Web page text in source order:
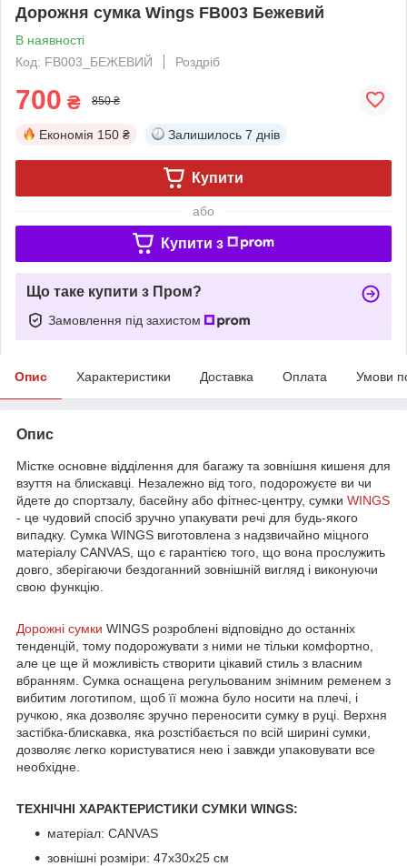
Дорожня сумка Wings FB003 Бежевий
В наявності
Код: FB003_БЕЖЕВИЙ
Роздріб
700 ₴ 850 ₴
Економія 150 ₴ Залишилось 7 днів
Купити
або
Купити з
Що таке купити з Пром?
Замовлення під захистом
Опис Характеристики Доставка Оплата Умови
Опис
Містке основне відділення для багажу та зовнішня кишеня для
взуття на блискавці. Незалежно від того, подорожуєте ви чи
йдете до спортзалу, басейну або фітнес-центру, сумки WINGS
- це чудовий спосіб зручно упакувати речі для будь-якого
випадку. Сумка WINGS виготовлена з надзвичайно міцного
матеріалу CANVAS, що є гарантією того, що вона прослужить
довго, зберігаючи бездоганний зовнішній вигляд і виконуючи
свою функцію.
Дорожні сумки WINGS розроблені відповідно до останніх
тенденцій, тому подорожувати з ними не тільки комфортно,
але це ще й можливість створити цікавий стиль з власним
вбранням. Сумка оснащена регульованим знімним ременем з
вибитим логотипом, щоб її можна було носити на плечі, і
ручкою, яка дозволяє зручно переносити сумку в руці. Верхня
застібка-блискавка, яка розстібається по всій ширині сумки,
дозволяє легко користуватися нею і завжди упаковувати все
необхідне.
ТЕХНІЧНІ ХАРАКТЕРИСТИКИ СУМКИ WINGS:
матеріал: CANVAS
зовнішні розміри: 47x30x25 см